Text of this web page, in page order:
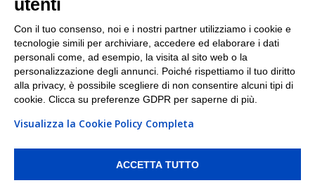
I nostri punti di ritiro e spedizione pacchi nelle
maggiori città italiane
Torino|Milano|Roma|Bologna|Firenze| Genova
Napoli|Varese
PI/CF/N°Iscr.: 10821360012 | REA: RM 1494760 | Cap.Soc.: 50.000€ |
Whistleblowing|Privacy |Preferenze Cookies
utenti
Con il tuo consenso, noi e i nostri partner utilizziamo i cookie e
tecnologie simili per archiviare, accedere ed elaborare i dati
personali come, ad esempio, la visita al sito web o la
personalizzazione degli annunci. Poiché rispettiamo il tuo diritto
alla privacy, è possibile scegliere di non consentire alcuni tipi di
cookie. Clicca su preferenze GDPR per saperne di più.
Visualizza la Cookie Policy Completa
ACCETTA TUTTO